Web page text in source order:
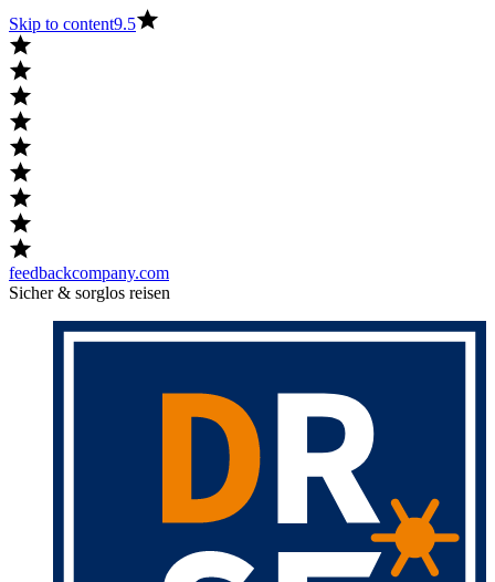
Skip to content9.5
feedbackcompany.com
Sicher & sorglos reisen